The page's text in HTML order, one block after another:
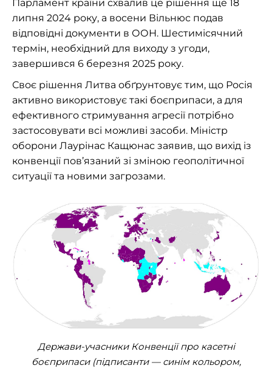
Парламент країни схвалив це рішення ще 18
липня 2024 року, а восени Вільнюс подав
відповідні документи в ООН. Шестимісячний
термін, необхідний для виходу з угоди,
завершився 6 березня 2025 року.
Своє рішення Литва обґрунтовує тим, що Росія
активно використовує такі боєприпаси, а для
ефективного стримування агресії потрібно
застосовувати всі можливі засоби. Міністр
оборони Лаурінас Кащюнас заявив, що вихід із
конвенції пов’язаний зі зміною геополітичної
ситуації та новими загрозами.
Держави-учасники Конвенції про касетні
боєприпаси (підписанти — синім кольором,